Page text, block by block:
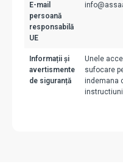
E-mail
persoană
responsabilă
UE
Informații și
avertismente
de siguranță
Unele
sufocare
indemana